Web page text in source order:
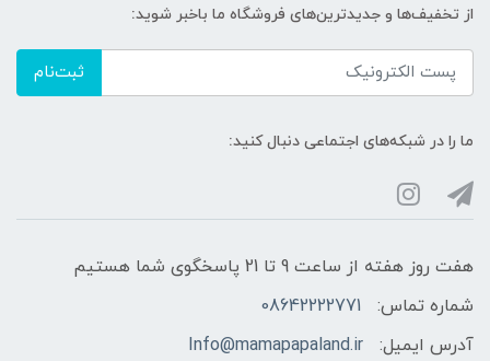
از تخفیف‌ها و جدیدترین‌های فروشگاه ما باخبر شوید:
ثبت‌نام
ما را در شبکه‌های اجتماعی دنبال کنید:
هفت روز هفته از ساعت 9 تا 21 پاسخگوی شما هستیم
شماره تماس:
08642222771
آدرس ایمیل:
Info@mamapapaland.ir